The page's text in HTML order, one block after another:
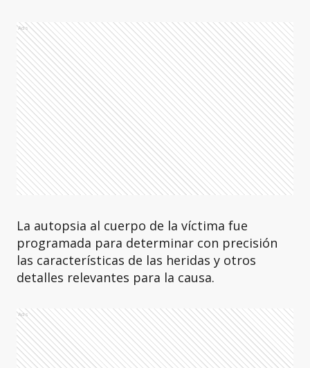
Ads
La autopsia al cuerpo de la víctima fue
programada para determinar con precisión
las características de las heridas y otros
detalles relevantes para la causa.
Ads